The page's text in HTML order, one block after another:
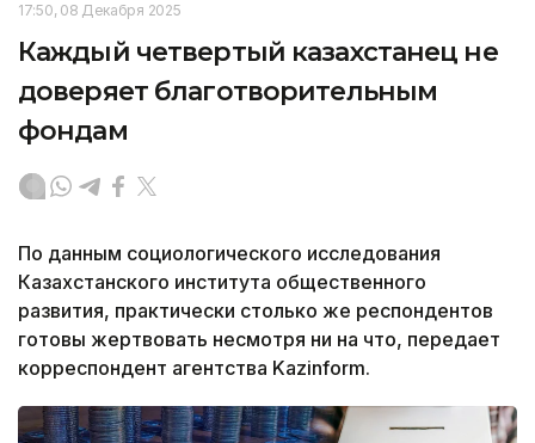
17:50, 08 Декабря 2025
Каждый четвертый казахстанец не
доверяет благотворительным
фондам
По данным социологического исследования
Казахстанского института общественного
развития, практически столько же респондентов
готовы жертвовать несмотря ни на что, передает
корреспондент агентства Kazinform.